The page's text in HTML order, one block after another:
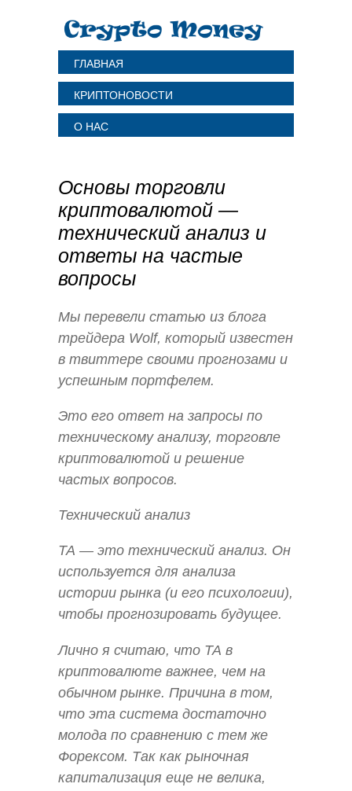
ГЛАВНАЯ
КРИПТОНОВОСТИ
О НАС
Основы торговли
криптовалютой —
технический анализ и
ответы на частые
вопросы
Мы перевели статью из блога
трейдера Wolf, который известен
в твиттере своими прогнозами и
успешным портфелем.
Это его ответ на запросы по
техническому анализу, торговле
криптовалютой и решение
частых вопросов.
Технический анализ
ТА — это технический анализ. Он
используется для анализа
истории рынка (и его психологии),
чтобы прогнозировать будущее.
Лично я считаю, что ТА в
криптовалюте важнее, чем на
обычном рынке. Причина в том,
что эта система достаточно
молода по сравнению с тем же
Форексом. Так как рыночная
капитализация еще не велика,